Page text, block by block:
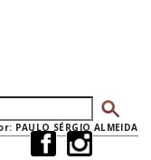
de busca
PAULO SÉRGIO ALMEIDA